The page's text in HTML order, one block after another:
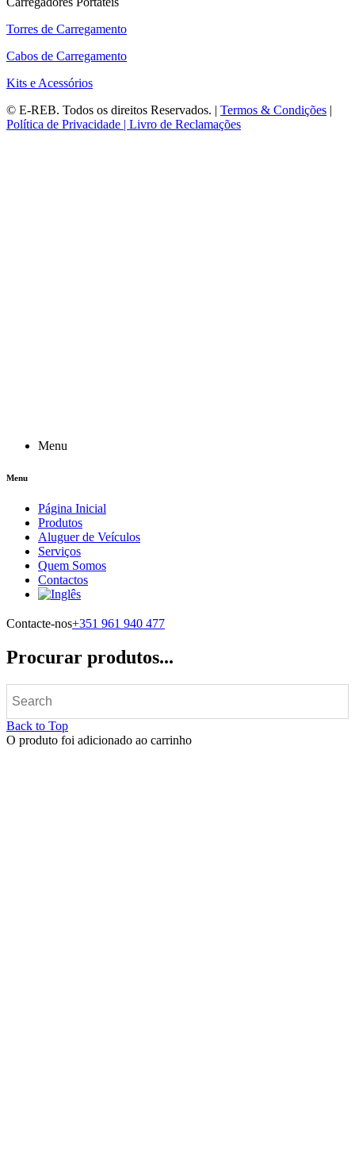
Torres de Carregamento
Cabos de Carregamento
Kits e Acessórios
© E-REB. Todos os direitos Reservados. | Termos & Condições |
Política de Privacidade | Livro de Reclamações
Menu
Menu
Página Inicial
Produtos
Aluguer de Veículos
Serviços
Quem Somos
Contactos
Contacte-nos+351 961 940 477
Procurar produtos...
Back to Top
O produto foi adicionado ao carrinho